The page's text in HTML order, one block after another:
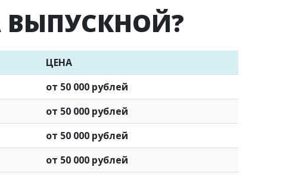
ВЫПУСКНОЙ?
ЦЕНА
от 50 000 рублей
от 50 000 рублей
от 50 000 рублей
от 50 000 рублей